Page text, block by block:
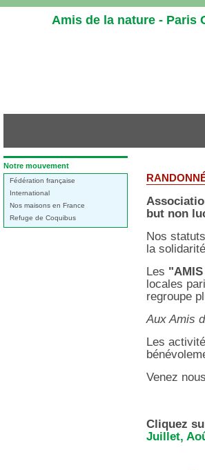
principal
à
la
recherche
Amis de la nature - Paris
Dans
la
rubrique
Notre mouvement
Fédération française
International
Nos maisons en France
Refuge de Coquibus
Amis
de
Nature
Centre
intro
but non
Nos
la
Les "AMIS
locales
regroupe
Aux Amis
Les
Venez
Cliquez
Juillet,